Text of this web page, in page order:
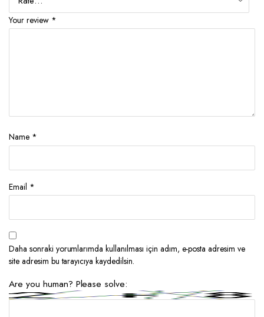
Your review *
Name *
Email *
Daha sonraki yorumlarımda kullanılması için adım, e-posta adresim ve
site adresim bu tarayıcıya kaydedilsin.
Are you human? Please solve: